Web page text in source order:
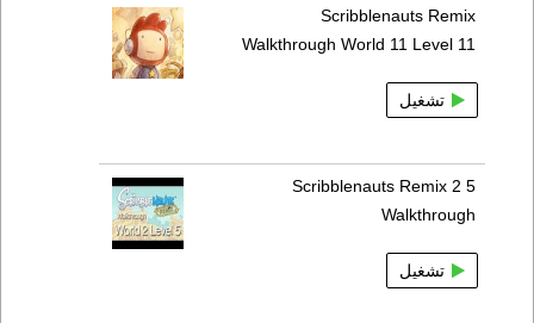
Scribblenauts Remix
Walkthrough World 11 Level 11
تشغيل
Scribblenauts Remix 2 5
Walkthrough
تشغيل